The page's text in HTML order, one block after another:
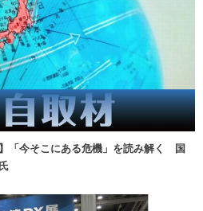
「今そこにある危機」を読み解く 国